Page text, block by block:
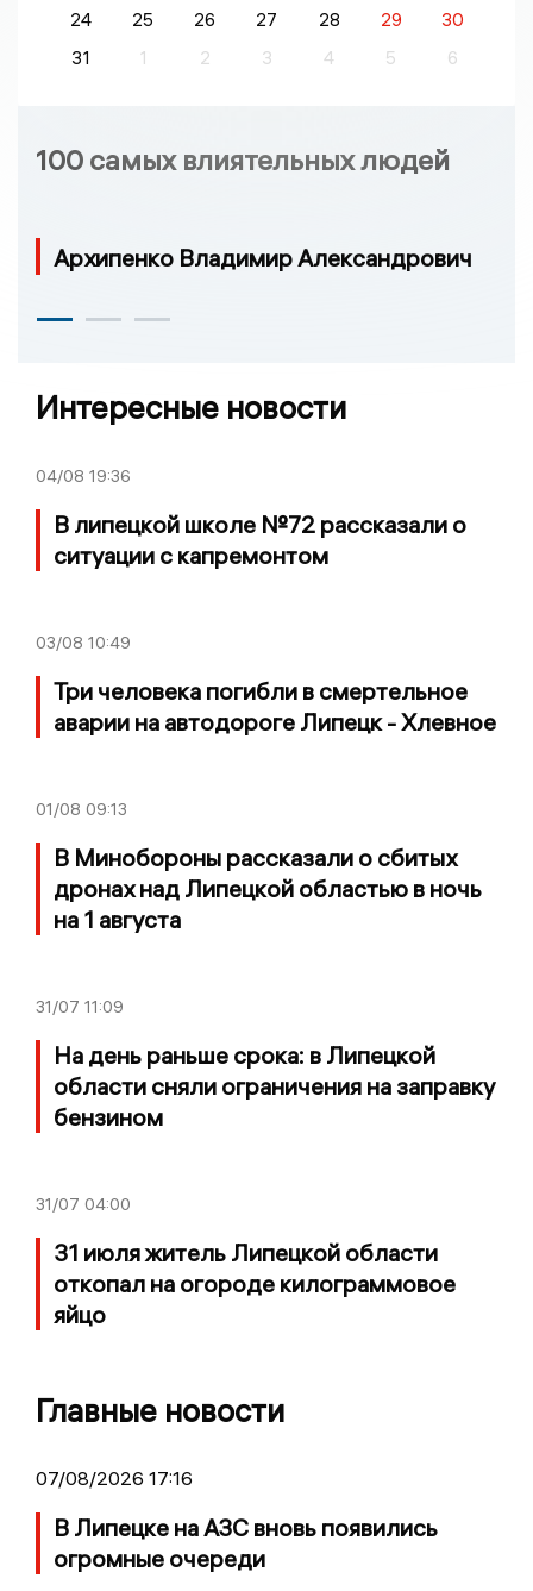
24 25 26 27 28 29
30
31
1 2 3 4 5 6
100 самых влиятельных людей
Архипенко Владимир Александрович
Интересные новости
04/08 19:36
В липецкой школе №72 рассказали о
ситуации с капремонтом
03/08 10:49
Три человека погибли в смертельное
аварии на автодороге Липецк - Хлевное
01/08 09:13
В Минобороны рассказали о сбитых
дронах над Липецкой областью в ночь
на 1 августа
31/07 11:09
На день раньше срока: в Липецкой
области сняли ограничения на заправку
бензином
31/07 04:00
31 июля житель Липецкой области
откопал на огороде килограммовое
яйцо
Главные новости
07/08/2026 17:16
В Липецке на АЗС вновь появились
огромные очереди